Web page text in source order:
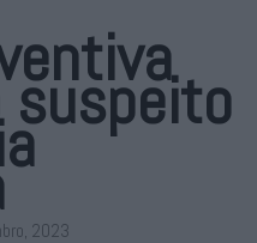
suspeito
2023